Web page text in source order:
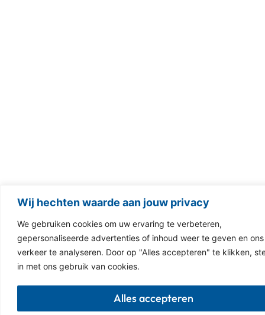
Wij hechten waarde aan jouw privacy
We gebruiken cookies om uw ervaring te verbeteren,
gepersonaliseerde advertenties of inhoud weer te geven en ons
verkeer te analyseren. Door op "Alles accepteren" te klikken,
in met ons gebruik van cookies.
Alles accepteren